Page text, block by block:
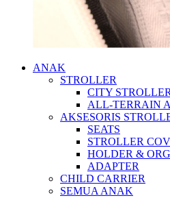
ANAK
STROLLER
CITY STROLLER
ALL-TERRAIN
AKSESORIS
SEATS
STROLLER
HOLDER &
ADAPTER
CHILD CARRIER
SEMUA ANAK